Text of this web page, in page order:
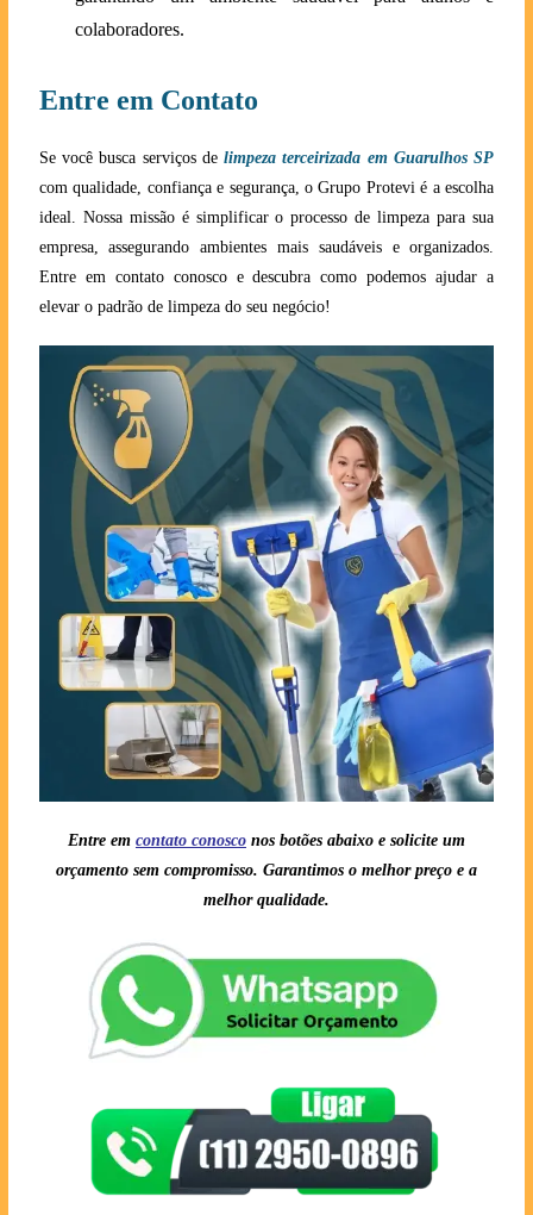
colaboradores.
Entre em Contato
Se você busca serviços delimpeza terceirizada em Guarulhos SP
com qualidade, confiança e segurança, o Grupo Protevi é a escolha
ideal. Nossa missão é simplificar o processo de limpeza para sua
empresa, assegurando ambientes mais saudáveis e organizados.
Entre em contato conosco e descubra como podemos ajudar a
elevar o padrão de limpeza do seu negócio!
Entre em contato conosconos botões abaixo e solicite um
orçamento sem compromisso. Garantimos o melhor preço e a
melhor qualidade.